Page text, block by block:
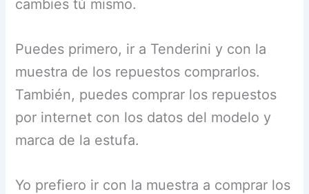
cambies tú mismo.
Puedes primero, ir a Tenderini y con la
muestra de los repuestos comprarlos.
También, puedes comprar los repuestos
por internet con los datos del modelo y
marca de la estufa.
Yo prefiero ir con la muestra a comprar los